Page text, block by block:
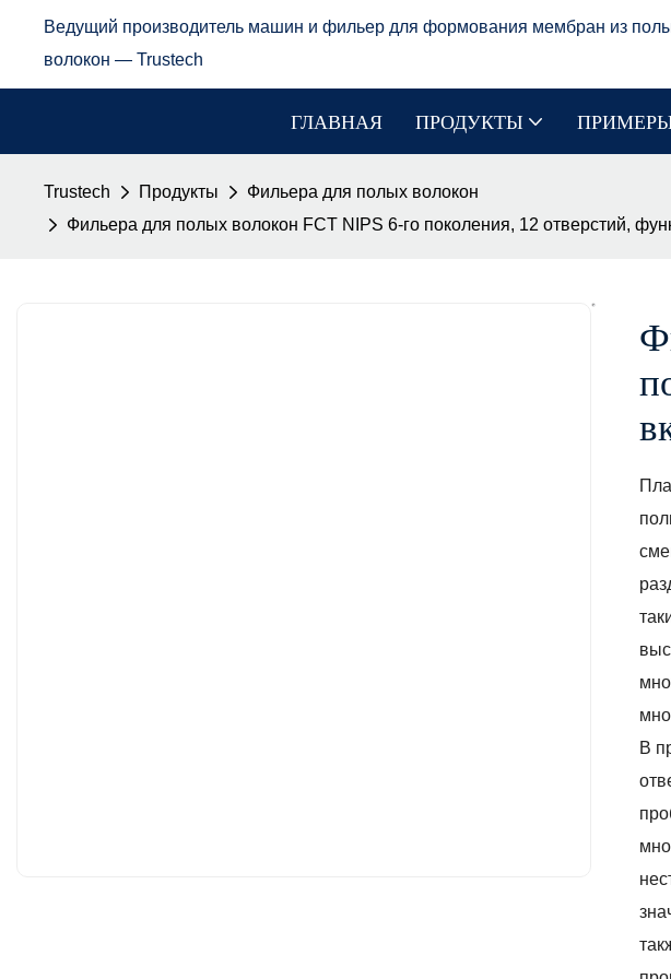
Ведущий производитель машин и фильер для формования мембран из
волокон — Trustech
ГЛАВНАЯ ПРОДУКТЫ
Trustech Продукты
Фильера для полых волокон
Фильера для полых волокон FCT NIPS 6-го поколения, 12 отверстий,
В